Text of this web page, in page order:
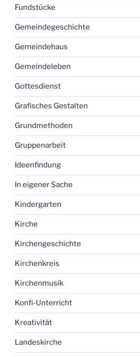
Fundstücke
Gemeindegeschichte
Gemeindehaus
Gemeindeleben
Gottesdienst
Grafisches Gestalten
Grundmethoden
Gruppenarbeit
Ideenfindung
In eigener Sache
Kindergarten
Kirche
Kirchengeschichte
Kirchenkreis
Kirchenmusik
Konfi-Unterricht
Kreativität
Landeskirche